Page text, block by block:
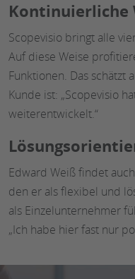
Scopevisio bringt alle
Auf diese Weise
Funktionen. Das schätzt
Kunde ist: „Scopevisio
weiterentwickelt.“
Edward Weiß findet
den er als flexibel und
als Einzelunternehmer
„Ich habe hier fast nur